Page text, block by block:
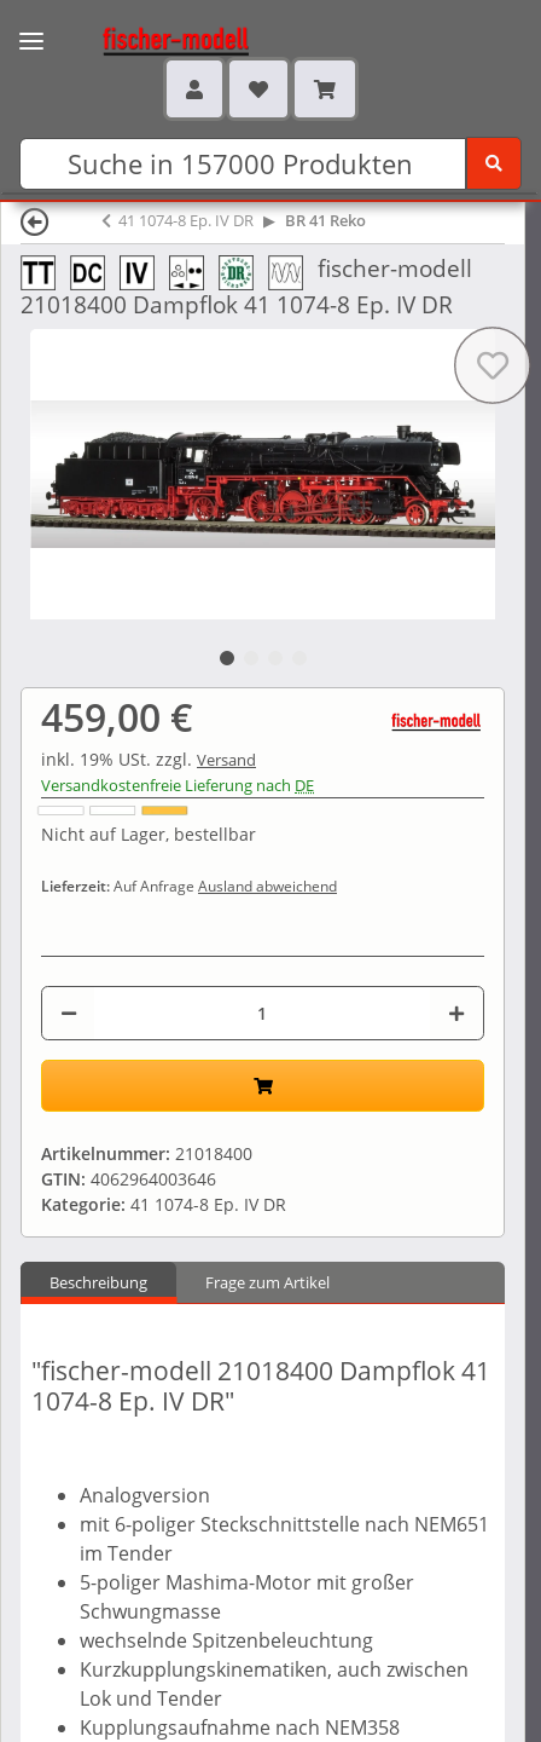
41 1074-8 Ep. IV DR BR 41 Reko
fischer-modell
21018400 Dampflok 41 1074-8 Ep. IV DR
459,00 €
inkl. 19% USt. zzgl. Versand
Versandkostenfreie Lieferung nach DE
Nicht auf Lager, bestellbar
Lieferzeit:Auf Anfrage Ausland abweichend
Artikelnummer: 21018400
GTIN: 4062964003646
Kategorie: 41 1074-8 Ep. IV DR
Beschreibung Frage zum Artikel
"fischer-modell 21018400 Dampflok 41
1074-8 Ep. IV DR"
Analogversion
mit 6-poliger Steckschnittstelle nach NEM651
im Tender
5-poliger Mashima-Motor mit großer
Schwungmasse
wechselnde Spitzenbeleuchtung
Kurzkupplungskinematiken, auch zwischen
Lok und Tender
Kupplungsaufnahme nach NEM358